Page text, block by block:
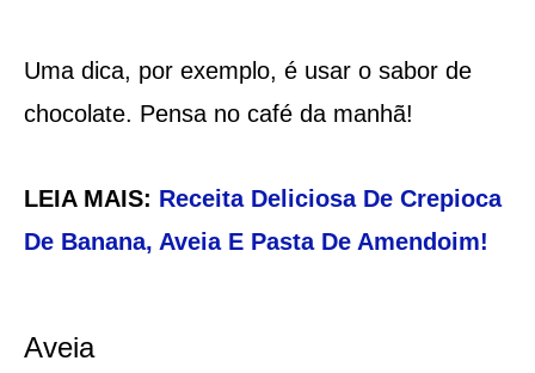
Uma dica, por exemplo, é usar o sabor de
chocolate. Pensa no café da manhã!
LEIA MAIS: Receita Deliciosa De Crepioca
De Banana, Aveia E Pasta De Amendoim!
Aveia